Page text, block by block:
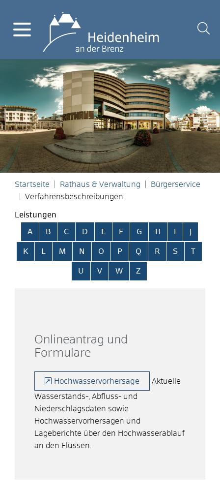
Startseite Rathaus & Verwaltung
Bürgerservice
Verfahrensbeschreibungen
Leistungen
Alphabetisches Register überspringen
A B C D E F G H
K L M N O P Q R S T
U V W Z
Onlineantrag und
Formulare
Hochwasservorhersage
Aktuelle
Wasserstands-, Abfluss- und
Niederschlagsdaten sowie
Hochwasservorhersagen und
Lageberichte über den Hochwasserablauf
an den Flüssen.